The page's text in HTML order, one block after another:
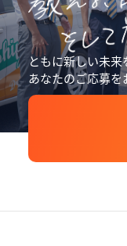
ともに新しい未
あなたのご応募を